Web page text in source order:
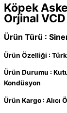
Köpek
Orjinal
Ürün Türü :
Ürün Özelliği :
Ürün Durumu :
Kondüsyon
Ürün Kargo : Alıcı